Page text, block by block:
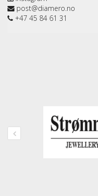
post@diamero.no
+47 45 84 61 31